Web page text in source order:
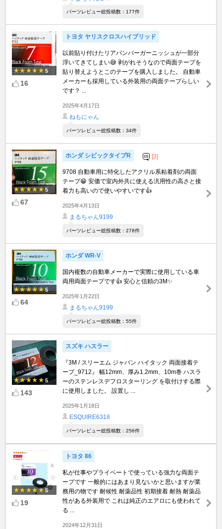
パーツレビュー総投稿数：177件
5
16
トヨタ ヤリスクロスハイブリッド
以前貼り付けたリアバンパーガーニッシュが一部分
浮いてきてしまい😅 剥がれそうなので両面テープを
貼り替えようとこのテープを購入しました。 自動車
メーカーも採用している外装用の両面テープらしい
です？ ...
2025年4月17日
ねもにゃん
パーツレビュー総投稿数：34件
5
67
ホンダ シビックタイプR [3]
9708 自動車用に特化したアクリル系粘着剤の両面
テープ😁 安価で室内外共に使える汎用性の高さと接
着力も高いので使いやすいです👍
2025年4月13日
まるちゃん9199
パーツレビュー総投稿数：278件
5
64
ホンダ WR-V
国内複数の自動車メーカーで実際に使用している車
両用両面テープです👍 安心と信頼の3M✨
2025年1月22日
まるちゃん9199
パーツレビュー総投稿数：55件
5
143
スズキ ハスラー
『3M / スリーエム ジャパン ハイタック 両面接着テ
ープ_9712』 幅12mm、厚み1.2mm、10m巻 ハスラ
ーのステンレスデフロスターリング を取付けする際
に使用しました。 設置し ...
2025年1月18日
ESQUIRE6318
パーツレビュー総投稿数：256件
5
19
トヨタ 86
私が仕事やプライベートで使っている強力な両面テ
ープです 一般的にはあまり見ないかと思いますが業
務用の物です 耐候性 耐薬品性 初期接着 耐熱 耐薬品
性がある外装用で これは純正のエアロにも使われて
る ...
2024年12月31日